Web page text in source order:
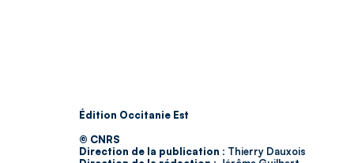
Édition Occitanie Est
© CNRS
Direction de la publication : Thierry Dauxois